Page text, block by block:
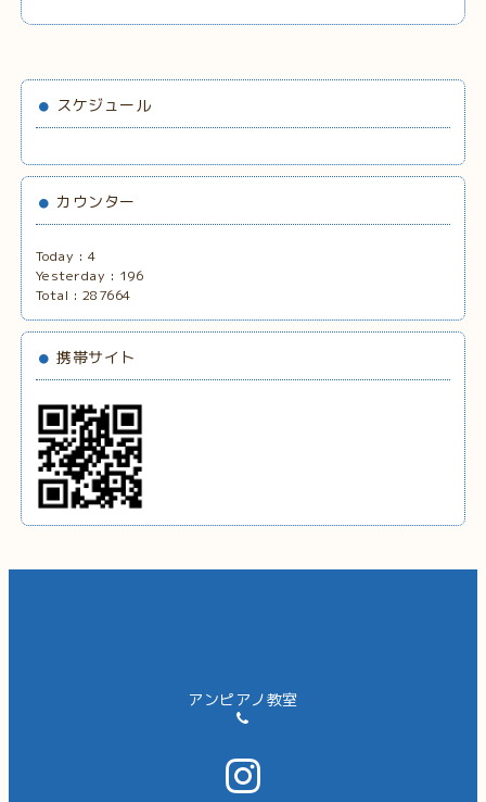
スケジュール
カウンター
Today : 4
Yesterday : 196
Total : 287664
携帯サイト
アンピアノ教室